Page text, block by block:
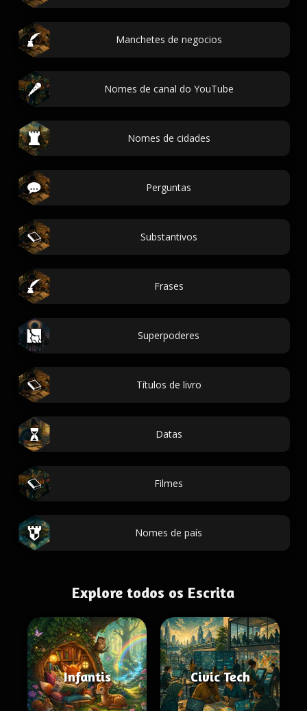
Manchetes de negocios
Nomes de canal do YouTube
Nomes de cidades
Perguntas
Substantivos
Frases
Superpoderes
Títulos de livro
Datas
Filmes
Nomes de país
Explore todos os Escrita
Infantis Civic Tech